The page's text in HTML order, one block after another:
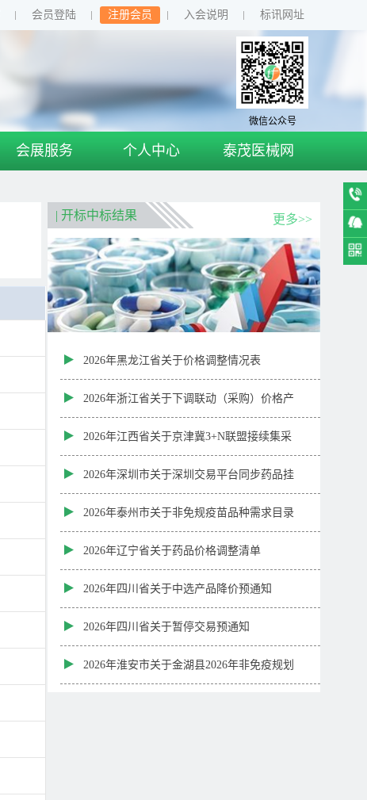
会员登陆 注册会员 入会说明 标讯网址
微信公众号
会展服务 个人中心 泰茂医械网
| 开标中标结果 更多>>
2026年黑龙江省关于价格调整情况表
2026年浙江省关于下调联动（采购）价格产
品
2026年江西省关于京津冀3+N联盟接续集采
等项目中选药品信息更新表
2026年深圳市关于深圳交易平台同步药品挂
网数据目录（20260731批次）
2026年泰州市关于非免规疫苗品种需求目录
2026年辽宁省关于药品价格调整清单
2026年四川省关于中选产品降价预通知
2026年四川省关于暂停交易预通知
2026年淮安市关于金湖县2026年非免疫规划